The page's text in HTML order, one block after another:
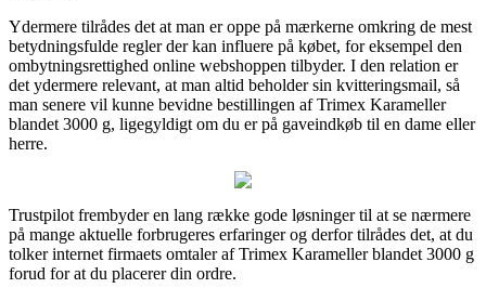
Ydermere tilrådes det at man er oppe på mærkerne omkring de mest
betydningsfulde regler der kan influere på købet, for eksempel den
ombytningsrettighed online webshoppen tilbyder. I den relation er
det ydermere relevant, at man altid beholder sin kvitteringsmail, så
man senere vil kunne bevidne bestillingen af Trimex Karameller
blandet 3000 g, ligegyldigt om du er på gaveindkøb til en dame eller
herre.
Trustpilot frembyder en lang række gode løsninger til at se nærmere
på mange aktuelle forbrugeres erfaringer og derfor tilrådes det, at du
tolker internet firmaets omtaler af Trimex Karameller blandet 3000 g
forud for at du placerer din ordre.